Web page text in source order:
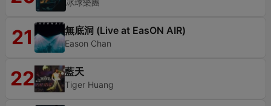
冰球樂團
21 無底洞 (Live at EasON AIR)
Eason Chan
22 藍天
Tiger Huang